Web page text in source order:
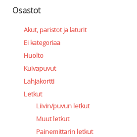
Osastot
Akut, paristot ja laturit
Ei kategoriaa
Huolto
Kuivapuvut
Lahjakortti
Letkut
Liivin/puvun letkut
Muut letkut
Painemittarin letkut